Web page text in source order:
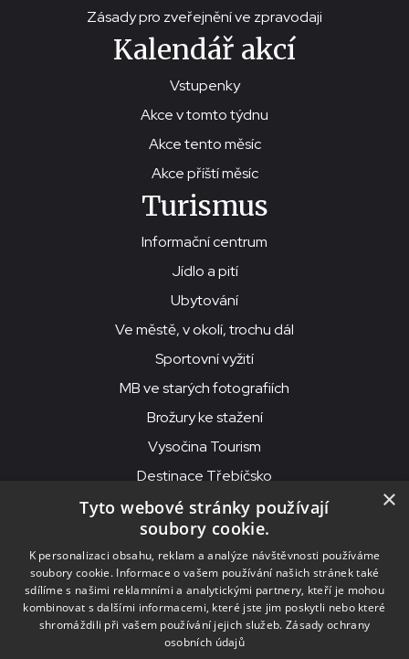
Zásady pro zveřejnění ve zpravodaji
Kalendář akcí
Vstupenky
Akce v tomto týdnu
Akce tento měsíc
Akce příští měsíc
Turismus
Informační centrum
Jídlo a pití
Ubytování
Ve městě, v okolí, trochu dál
Sportovní vyžití
MB ve starých fotografiích
Brožury ke stažení
Vysočina Tourism
Destinace Třebíčsko
© 2026MKS Beseda Mor. Budějovice
MKS Beseda, příspěvková organizace, Purcnerova 62, 676 02
Moravské Budějovice
IČO: 00091758, DIČ: CZ00091758, ID datové schránky: chjn2kd
×
Tyto webové stránky používají
soubory cookie.
K personalizaci obsahu, reklam a analýze návštěvnosti používáme
soubory cookie. Informace o vašem používání našich stránek také
sdílíme s našimi reklamními a analytickými partnery, kteří je mohou
kombinovat s dalšími informacemi, které jste jim poskytli nebo které
shromáždili při vašem používání jejich služeb. Zásady ochrany
osobních údajů